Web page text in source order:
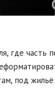
где часть
под